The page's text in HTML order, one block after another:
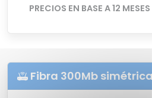
PRECIOS EN BASE A 12 MESES
Fibra 300Mb simétrica